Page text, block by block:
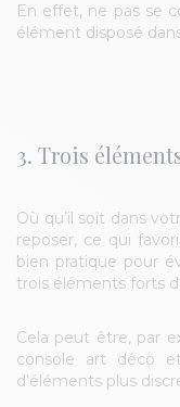
En effet, ne pas se
élément disposé
3. Trois
Où qu’il soit dans
reposer, ce qui
bien pratique pour
trois éléments forts
Cela peut être, par
console art déco
d’éléments plus